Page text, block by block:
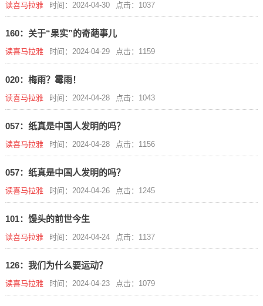
读喜马拉雅 时间：2024-04-30 点击：1037
160：关于“果实”的奇葩事儿
读喜马拉雅 时间：2024-04-29 点击：1159
020：梅雨？霉雨！
读喜马拉雅 时间：2024-04-28 点击：1043
057：纸真是中国人发明的吗？
读喜马拉雅 时间：2024-04-28 点击：1156
057：纸真是中国人发明的吗？
读喜马拉雅 时间：2024-04-26 点击：1245
101：馒头的前世今生
读喜马拉雅 时间：2024-04-24 点击：1137
126：我们为什么要运动？
读喜马拉雅 时间：2024-04-23 点击：1079